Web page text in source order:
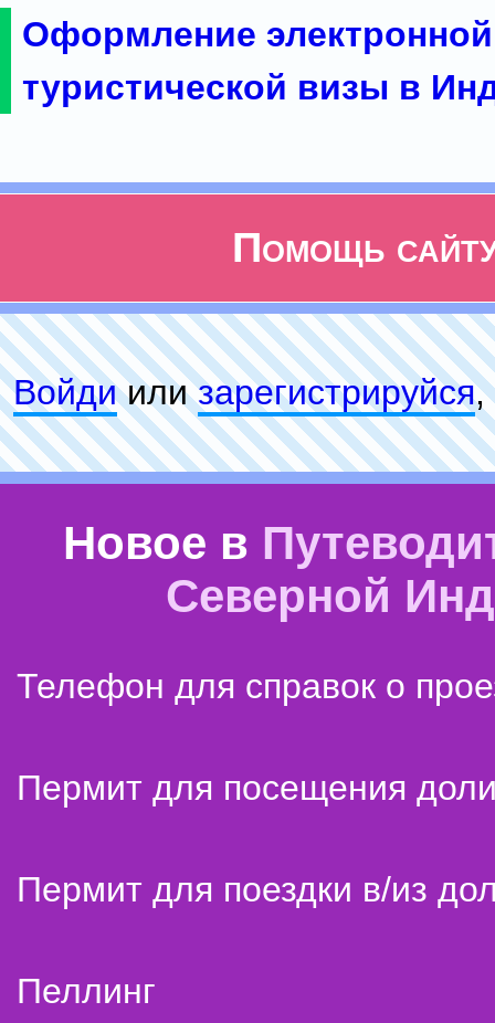
Оформление электронной
туристической визы в
Помощь
Войдиилизарeгиcтpируйся,
Новое в
Северной
Телефон для справок о
Пермит для посещения
Пермит для поездки в/из
Пеллинг